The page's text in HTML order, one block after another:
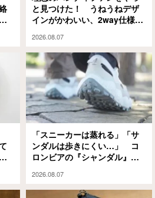
と見つけた！ うねうねデザ
インがかわいい、2way仕様の
ない夏は無理」
2026.08.07
「スニーカーは蒸れる」「サ
ンダルは歩きにくい…」 コ
ロンビアの『シャンダル』が
2026.08.07